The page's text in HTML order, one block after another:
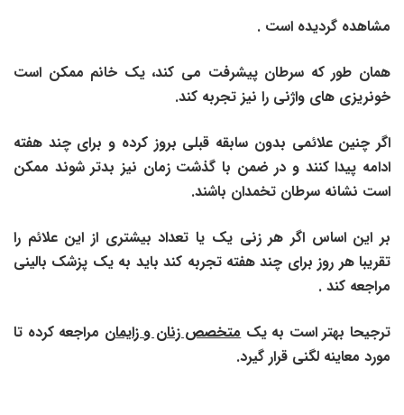
مشاهده گردیده است .
همان طور که سرطان پیشرفت می کند، یک خانم ممکن است
خونریزی های واژنی را نیز تجربه کند.
اگر چنین علائمی بدون سابقه قبلی بروز کرده و برای چند هفته
ادامه پیدا کنند و در ضمن با گذشت زمان نیز بدتر شوند ممکن
است نشانه سرطان تخمدان باشند.
بر این اساس اگر هر زنی یک یا تعداد بیشتری از این علائم را
تقریبا هر روز برای چند هفته تجربه کند باید به یک پزشک بالینی
مراجعه کند .
ترجیحا بهتر است به یکمتخصص زنان و زایمان مراجعه کرده تا
مورد معاینه لگنی قرار گیرد.